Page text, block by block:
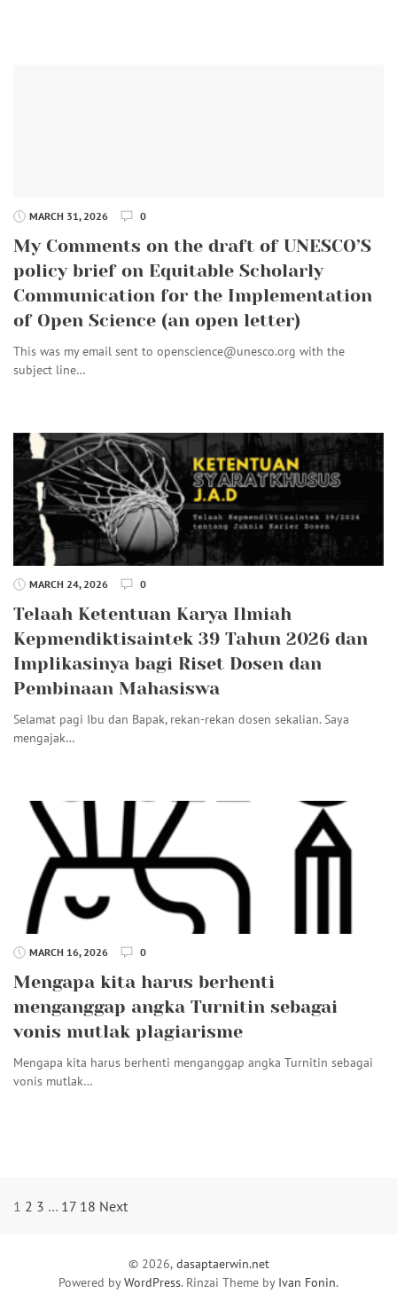
MARCH 31, 2026 0
My Comments on the draft of UNESCO’S
policy brief on Equitable Scholarly
Communication for the Implementation
of Open Science (an open letter)
This was my email sent to openscience@unesco.org with the
subject line…
MARCH 24, 2026 0
Telaah Ketentuan Karya Ilmiah
Kepmendiktisaintek 39 Tahun 2026 dan
Implikasinya bagi Riset Dosen dan
Pembinaan Mahasiswa
Selamat pagi Ibu dan Bapak, rekan-rekan dosen sekalian. Saya
mengajak…
MARCH 16, 2026 0
Mengapa kita harus berhenti
menganggap angka Turnitin sebagai
vonis mutlak plagiarisme
Mengapa kita harus berhenti menganggap angka Turnitin sebagai
vonis mutlak…
Posts
1 2 3 … 17 18 Next
© 2026, dasaptaerwin.net
Powered byWordPress. Rinzai Theme by Ivan Fonin.